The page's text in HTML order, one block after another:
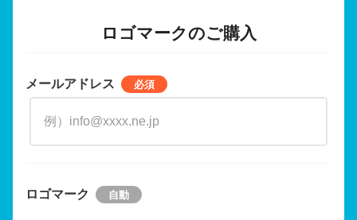
ロゴマークのご購入
メールアドレス
ロゴマーク